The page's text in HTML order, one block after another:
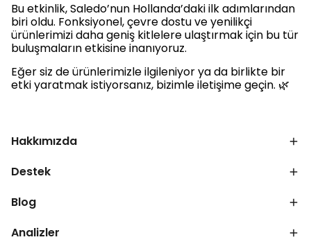
Bu etkinlik, Saledo’nun Hollanda’daki ilk adımlarından
biri oldu. Fonksiyonel, çevre dostu ve yenilikçi
ürünlerimizi daha geniş kitlelere ulaştırmak için bu tür
buluşmaların etkisine inanıyoruz.
Eğer siz de ürünlerimizle ilgileniyor ya da birlikte bir
etki yaratmak istiyorsanız, bizimle iletişime geçin. 🌿
Hakkımızda
Destek
Blog
Analizler